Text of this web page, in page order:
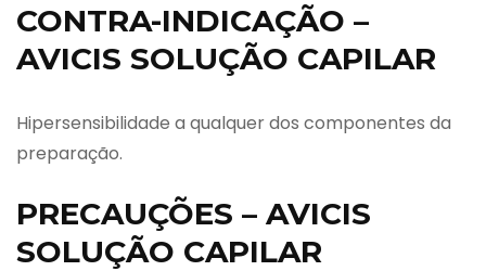
CONTRA-INDICAÇÃO –
AVICIS SOLUÇÃO CAPILAR
Hipersensibilidade a qualquer dos componentes da
preparação.
PRECAUÇÕES – AVICIS
SOLUÇÃO CAPILAR